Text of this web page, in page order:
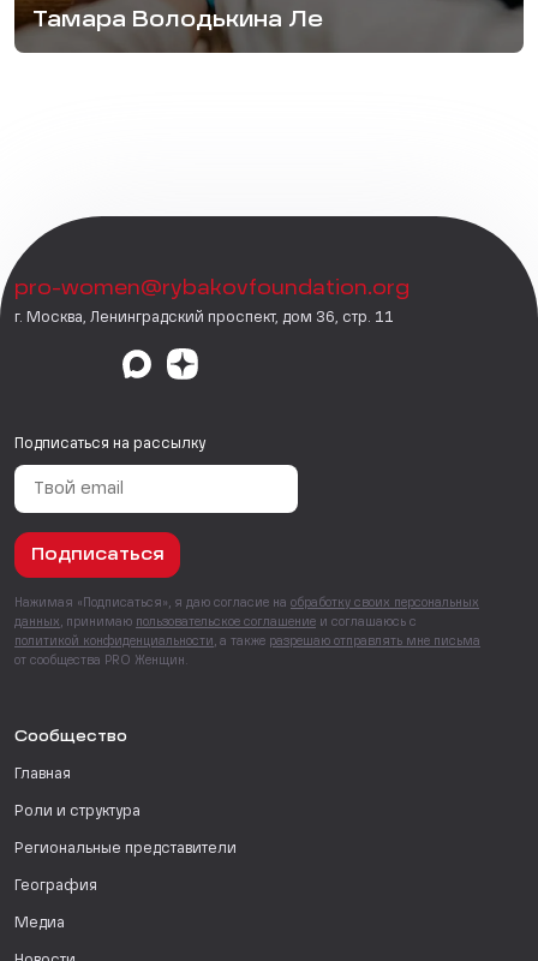
Тамара Володькина Ле
pro-women@rybakovfoundation.org
г. Москва, Ленинградский проспект, дом 36, стр. 11
Подписаться на рассылку
Подписаться
Нажимая «Подписаться», я даю согласие на обработку своих персональных
данных , принимаю пользовательское соглашение и соглашаюсь с
политикой конфиденциальности , а также разрешаю отправлять мне письма
от сообщества PRO Женщин.
Сообщество
Главная
Роли и структура
Региональные представители
География
Медиа